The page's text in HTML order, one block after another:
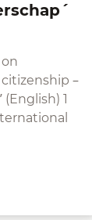
–
1